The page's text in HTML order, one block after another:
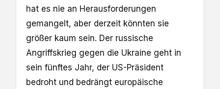
hat es nie an Herausforderungen
gemangelt, aber derzeit könnten sie
größer kaum sein. Der russische
Angriffskrieg gegen die Ukraine geht in
sein fünftes Jahr, der US-Präsident
bedroht und bedrängt europäische